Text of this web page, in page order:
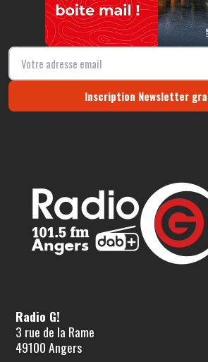
Inscription Newsletter
Radio G!
3 rue de la Rame
49100 Angers